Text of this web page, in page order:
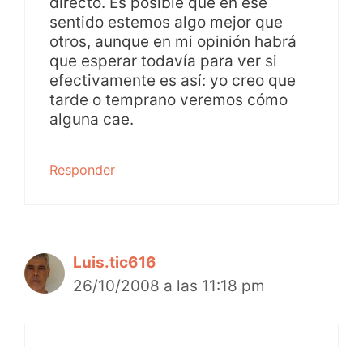
sentido estemos algo mejor que
otros, aunque en mi opinión habrá
que esperar todavía para ver si
efectivamente es así: yo creo que
tarde o temprano veremos cómo
alguna cae.
Responder
Luis.tic616
26/10/2008 a las 11:18 pm